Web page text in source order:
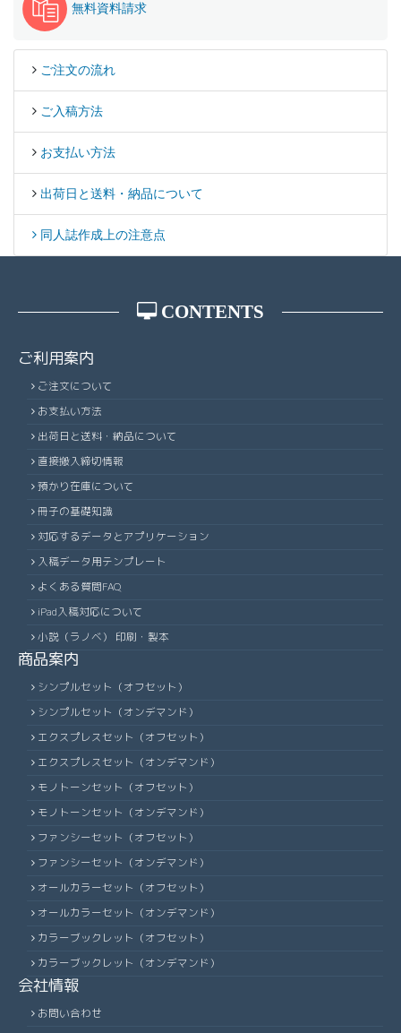
無料資料請求
ご注文の流れ
ご入稿方法
お支払い方法
出荷日と送料・納品について
同人誌作成上の注意点
CONTENTS
ご利用案内
ご注文について
お支払い方法
出荷日と送料・納品について
直接搬入締切情報
預かり在庫について
冊子の基礎知識
対応するデータとアプリケーション
入稿データ用テンプレート
よくある質問FAQ
iPad入稿対応について
小説（ラノベ） 印刷・製本
商品案内
シンプルセット（オフセット）
シンプルセット（オンデマンド）
エクスプレスセット（オフセット）
エクスプレスセット（オンデマンド）
モノトーンセット（オフセット）
モノトーンセット（オンデマンド）
ファンシーセット（オフセット）
ファンシーセット（オンデマンド）
オールカラーセット（オフセット）
オールカラーセット（オンデマンド）
カラーブックレット（オフセット）
カラーブックレット（オンデマンド）
会社情報
お問い合わせ